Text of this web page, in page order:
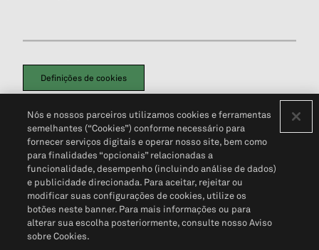
Definições de cookies
Política de PrivacidadePortal de privacidade do cliente (em inglês)
Não Venda Minhas Informações Pessoais© 2026 S&P Global
Nós e nossos parceiros utilizamos cookies e ferramentas
semelhantes (“Cookies”) conforme necessário para
fornecer serviços digitais e operar nosso site, bem como
para finalidades “opcionais” relacionadas a
funcionalidade, desempenho (incluindo análise de dados)
e publicidade direcionada. Para aceitar, rejeitar ou
modificar suas configurações de cookies, utilize os
botões neste banner. Para mais informações ou para
alterar sua escolha posteriormente, consulte nosso Aviso
sobre Cookies.